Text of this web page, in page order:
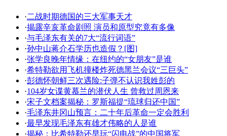
·二战时期德国的三大军事天才
·揭露辛亥革命剧照 演员和原型究竟有多像
·与毛泽东有关的7大“流行词语”
·孙中山蒋介石学历也造假？[图]
·张学良晚年情缘：在纽约的“女朋友”是谁
·希特勒欲用飞机撞楼炸死德黑兰会议“三巨头”
·彭德怀朝鲜三次遇险:子弹不认识我姓彭的
·104岁女谍黄慕兰的潜伏人生 曾救过周恩来
·宋子文档案揭秘：罗斯福提“琉球归还中国”
·毛泽东井冈山预言：二十年后革命一定会胜利
·最早发现毛泽东有雄才伟略的人是谁
·揭秘：比希特勒还早玩“闪电战”的中国将军